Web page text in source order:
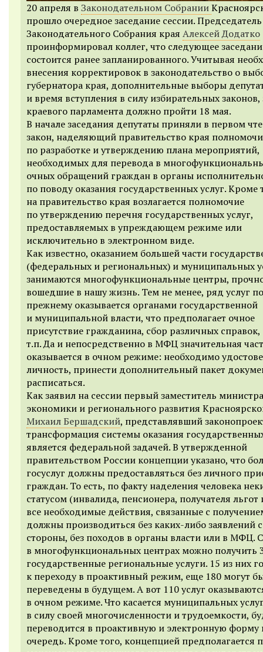
20 апреля в Законодательном Собрании
прошло очередное заседание сессии. Председатель
Законодательного Собрания края Алексей Додатко
проинформировал коллег, что следующее
состоится ранее запланированного. Учитывая
внесения корректировок в законодательство о
губернатора края, дополнительные выборы
и время вступления в силу избирательных законов,
краевого парламента должно пройти 18 мая.
В начале заседания депутаты приняли в первом
закон, наделяющий правительство края
по разработке и утверждению плана мероприятий,
необходимых для перевода в
очных обращений граждан в органы
по поводу оказания государственных услуг. Кроме
на правительство края возлагается полномочие
по утверждению перечня государственных услуг,
предоставляемых в упреждающем режиме или
исключительно в электронном виде.
Как известно, оказанием большей части
(федеральных и региональных) и муниципальных
занимаются многофункциональные центры,
вошедшие в нашу жизнь. Тем не менее, ряд услуг
прежнему оказывается органами государственной
и муниципальной власти, что предполагает очное
присутствие гражданина, сбор различных
т.п. Да и непосредственно в МФЦ значительная
оказывается в очном режиме: необходимо
личность, принести дополнительный пакет
расписаться.
Как заявил на сессии первый заместитель министра
экономики и регионального развития
Михаил Бершадский, представлявший
трансформация системы оказания
является федеральной задачей. В утвержденной
правительством России концепции указано, что
госуслуг должны предоставляться без личного
граждан. То есть, по факту наделения человека
статусом (инвалида, пенсионера, получателя льгот
все необходимые действия, связанные с
должны производиться без каких-либо заявлений
стороны, без походов в органы власти или в МФЦ.
в многофункциональных центрах можно получить
государственные региональные услуги. 15 из них
к переходу в проактивный режим, еще 180 могут
переведены в будущем. А вот 110 услуг
в очном режиме. Что касается муниципальных
в силу своей многочисленности и трудоемкости,
переводится в проактивную и электронную форму
очередь. Кроме того, концепцией предполагается